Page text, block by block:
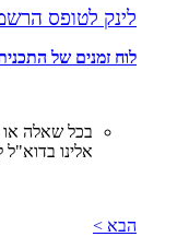
לינק לטופס
לוח זמנים של
בכל שאלה או
אלינו
הבא >